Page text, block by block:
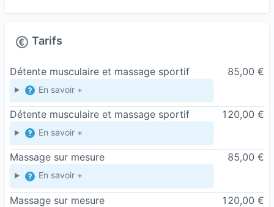
Tarifs
Détente musculaire et massage sportif
En savoir +
85,00 €
Détente musculaire et massage sportif
En savoir +
120,00 €
Massage sur mesure
En savoir +
85,00 €
Massage sur mesure 120,00 €